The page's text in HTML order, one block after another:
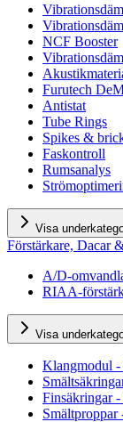
NCF Booster
Furutech
Antistat
Tube Rings
Spikes &
Faskontroll
Rumsanalys
Visa
Förstärkare, Dacar
A/D-
RIAA-
Visa
Klangmodul -
Finsäkringar